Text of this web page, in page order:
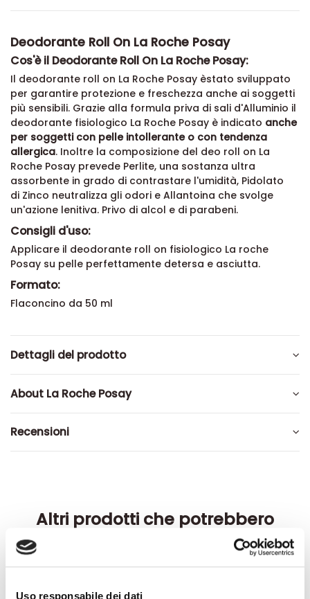
Uso responsabile dei dati
Deodorante Roll On La Roche Posay
Cos'è il Deodorante Roll On La Roche Posay:
Il deodorante roll on La Roche Posay èstato sviluppato
per garantire protezione e freschezza anche ai soggetti
più sensibili. Grazie alla formula priva di sali d'Alluminio il
deodorante fisiologico La Roche Posay è indicato anche
per soggetti con pelle intollerante o con tendenza
allergica. Inoltre la composizione del deo roll on La
Roche Posay prevede Perlite, una sostanza ultra
assorbente in grado di contrastare l'umidità, Pidolato
di Zinco neutralizza gli odori e Allantoina che svolge
un'azione lenitiva. Privo di alcol e di parabeni.
Consigli d'uso:
Applicare il deodorante roll on fisiologico La roche
Posay su pelle perfettamente detersa e asciutta.
Formato:
Flaconcino da 50 ml
Dettagli del prodotto
About La Roche Posay
Recensioni
Altri prodotti che potrebbero